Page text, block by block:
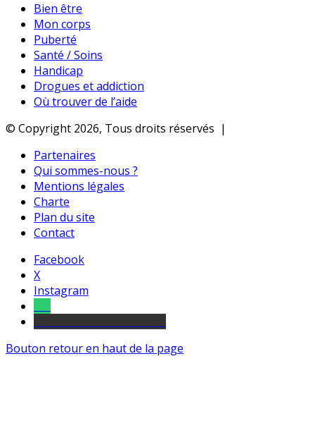
Bien être
Mon corps
Puberté
Santé / Soins
Handicap
Drogues et addiction
Où trouver de l’aide
© Copyright 2026, Tous droits réservés |
Partenaires
Qui sommes-nous ?
Mentions légales
Charte
Plan du site
Contact
Facebook
X
Instagram
Bouton retour en haut de la page